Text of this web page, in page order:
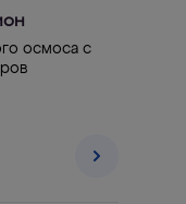
осмоса с